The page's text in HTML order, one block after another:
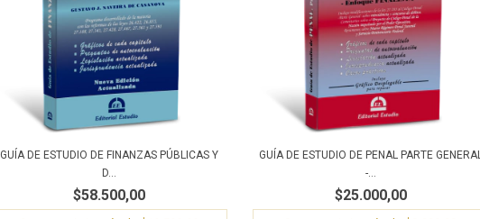
GUÍA DE ESTUDIO DE FINANZAS PÚBLICAS Y
D...
$58.500,00
GUÍA DE ESTUDIO DE PENAL PARTE GENERAL
-...
$25.000,00